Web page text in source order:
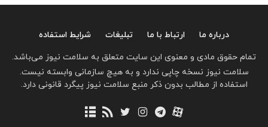
درباره ما ارتباط با ما تبلیغات
شرایط استفاده
تمام حقوق مادی و معنوی این سایت متعلق به سلامت نیوز می‌باشد.
سلامت نیوز نسخه چاپی ندارد و به هیچ سازمانی وابسته نیست.
استفاده از مطالب بدون ذکر منبع سلامت نیوز پیگرد قانونی دارد.